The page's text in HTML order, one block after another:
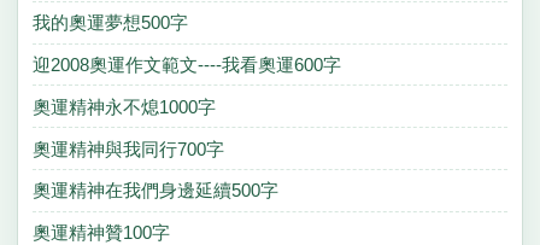
我的奧運夢想500字
迎2008奧運作文範文----我看奧運600字
奧運精神永不熄1000字
奧運精神與我同行700字
奧運精神在我們身邊延續500字
奧運精神贊100字